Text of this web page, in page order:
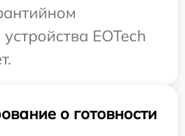
EOTech
о готовности